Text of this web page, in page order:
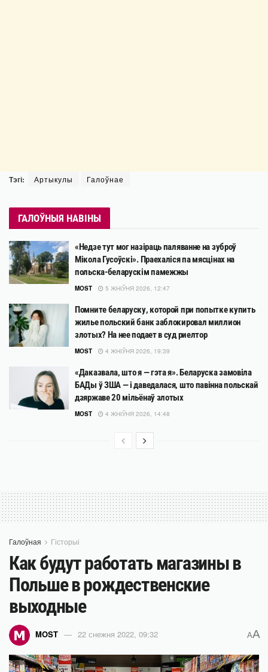
Тэгі: Артыкулы Галоўнае
ГАЛОЎНЫЯ НАВІНЫ
«Недзе тут мог назіраць паляванне на зуброў
Мікола Гусоўскі». Праехаліся па мясцінах на
польска-беларускім памежжы
MOST 5 ЖНІЎНЯ 2026, 12:47
Помните беларуску, которой при попытке купить
жилье польский банк заблокировал миллион
злотых? На нее подает в суд риелтор
MOST 4 ЖНІЎНЯ 2026, 19:39
«Даказвала, што я — гэта я». Беларуска замовіла
БАДы ў ЗША — і даведалася, што павінна польскай
дзяржаве 20 мільёнаў злотых
MOST 4 ЖНІЎНЯ 2026, 14:48
Галоўная Гісторыі
Как будут работать магазины в
Польше в рождественские
выходные
MOST 22 снежня 2022, 09:32 AA